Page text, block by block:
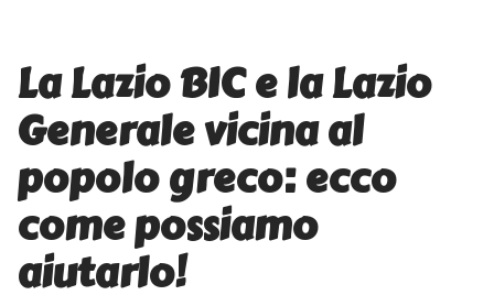
La Lazio BIC e la Lazio
Generale vicina al
popolo greco: ecco
come possiamo
aiutarlo!